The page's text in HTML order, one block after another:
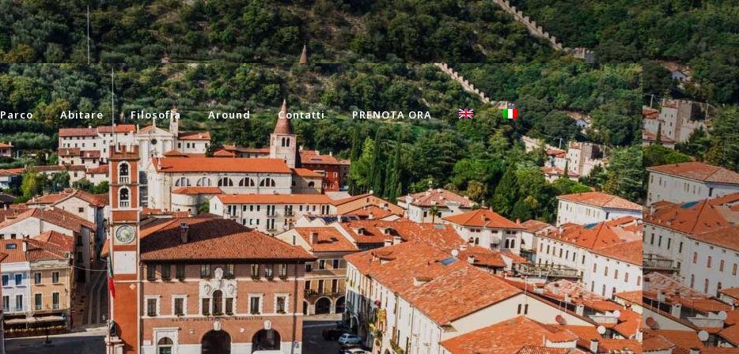
Parco Abitare Filosofia Around Contatti PRENOTA ORA